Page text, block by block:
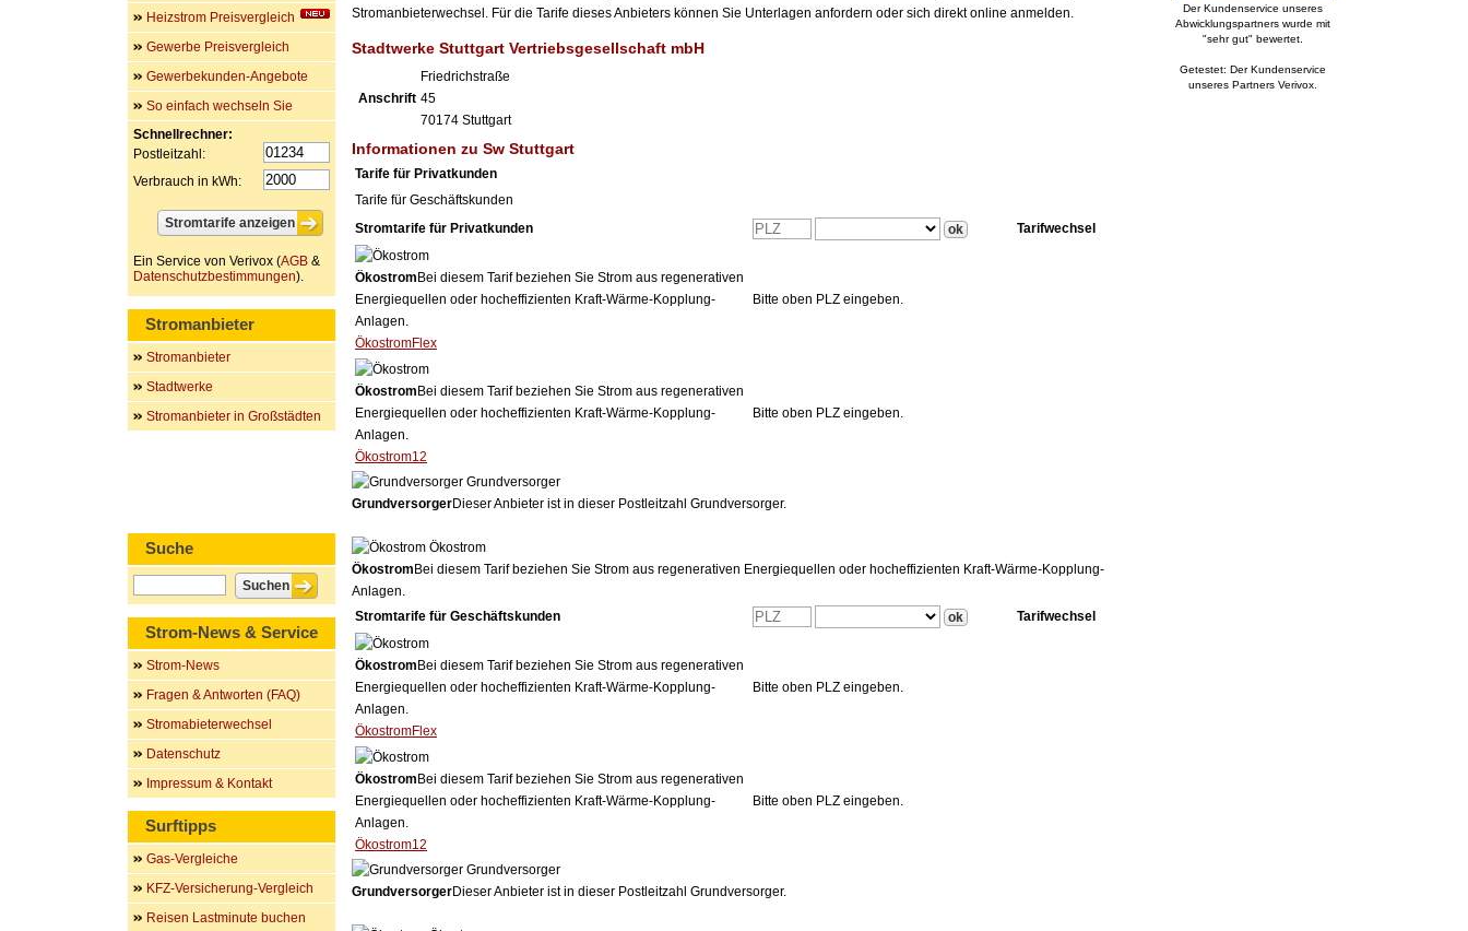
Stromanbieterwechsel. Für die Tarife dieses Anbieters können Sie Unterlagen anfordern oder sich direkt online anmelden.
Stadtwerke Stuttgart Vertriebsgesellschaft mbH
Anschrift
Friedrichstraße
45
70174 Stuttgart
Informationen zu Sw Stuttgart
Tarife für Privatkunden
Tarife für Geschäftskunden
Stromtarife für Privatkunden
Tarifwechsel
Ökostrom Bei diesem Tarif beziehen Sie Strom aus regenerativen
Energiequellen oder hocheffizienten Kraft-Wärme-Kopplung-
Anlagen.
ÖkostromFlex
Bitte oben PLZ eingeben.
Ökostrom Bei diesem Tarif beziehen Sie Strom aus regenerativen
Energiequellen oder hocheffizienten Kraft-Wärme-Kopplung-
Anlagen.
Ökostrom12
Bitte oben PLZ eingeben.
Grundversorger
GrundversorgerDieser Anbieter ist in dieser Postleitzahl Grundversorger.
Ökostrom
Ökostrom Bei diesem Tarif beziehen Sie Strom aus regenerativen Energiequellen oder hocheffizienten Kraft-Wärme-Kopplung-
Anlagen.
Stromtarife für Geschäftskunden
Tarifwechsel
Ökostrom Bei diesem Tarif beziehen Sie Strom aus regenerativen
Energiequellen oder hocheffizienten Kraft-Wärme-Kopplung-
Anlagen.
ÖkostromFlex
Bitte oben PLZ eingeben.
Ökostrom Bei diesem Tarif beziehen Sie Strom aus regenerativen
Energiequellen oder hocheffizienten Kraft-Wärme-Kopplung-
Anlagen.
Ökostrom12
Bitte oben PLZ eingeben.
Grundversorger
GrundversorgerDieser Anbieter ist in dieser Postleitzahl Grundversorger.
Heizstrom Preisvergleich
Gewerbe Preisvergleich
Gewerbekunden-Angebote
So einfach wechseln Sie
Schnellrechner:
Postleitzahl:
Verbrauch in kWh:
Ein Service von Verivox (AGB &
Datenschutzbestimmungen).
Stromanbieter
Stromanbieter
Stadtwerke
Stromanbieter in Großstädten
Suche
Strom-News & Service
Strom-News
Fragen & Antworten (FAQ)
Stromabieterwechsel
Datenschutz
Impressum & Kontakt
Surftipps
Gas-Vergleiche
KFZ-Versicherung-Vergleich
Reisen Lastminute buchen
Der Kundenservice unseres
Abwicklungspartners wurde mit
"sehr gut" bewertet.
Getestet: Der Kundenservice
unseres Partners Verivox.